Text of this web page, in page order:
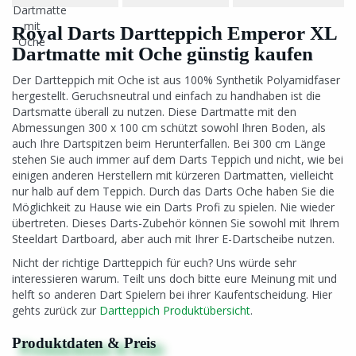
Royal Darts Dartteppich Emperor XL
Dartmatte mit Oche günstig kaufen
Der Dartteppich mit Oche ist aus 100% Synthetik Polyamidfaser
hergestellt. Geruchsneutral und einfach zu handhaben ist die
Dartsmatte überall zu nutzen. Diese Dartmatte mit den
Abmessungen 300 x 100 cm schützt sowohl Ihren Boden, als
auch Ihre Dartspitzen beim Herunterfallen. Bei 300 cm Länge
stehen Sie auch immer auf dem Darts Teppich und nicht, wie bei
einigen anderen Herstellern mit kürzeren Dartmatten, vielleicht
nur halb auf dem Teppich. Durch das Darts Oche haben Sie die
Möglichkeit zu Hause wie ein Darts Profi zu spielen. Nie wieder
übertreten. Dieses Darts-Zubehör können Sie sowohl mit Ihrem
Steeldart Dartboard, aber auch mit Ihrer E-Dartscheibe nutzen.
Nicht der richtige Dartteppich für euch? Uns würde sehr
interessieren warum. Teilt uns doch bitte eure Meinung mit und
helft so anderen Dart Spielern bei ihrer Kaufentscheidung. Hier
gehts zurück zur Dartteppich Produktübersicht.
Produktdaten & Preis